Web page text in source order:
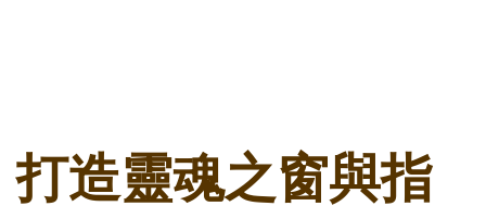
打造靈魂之窗與指